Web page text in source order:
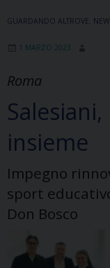
DI
QUANTO
GUARDANDO ALTROVE
1 MARZO 2023
Roma
Salesiani,
insieme
Impegno
sport
Don Bosco